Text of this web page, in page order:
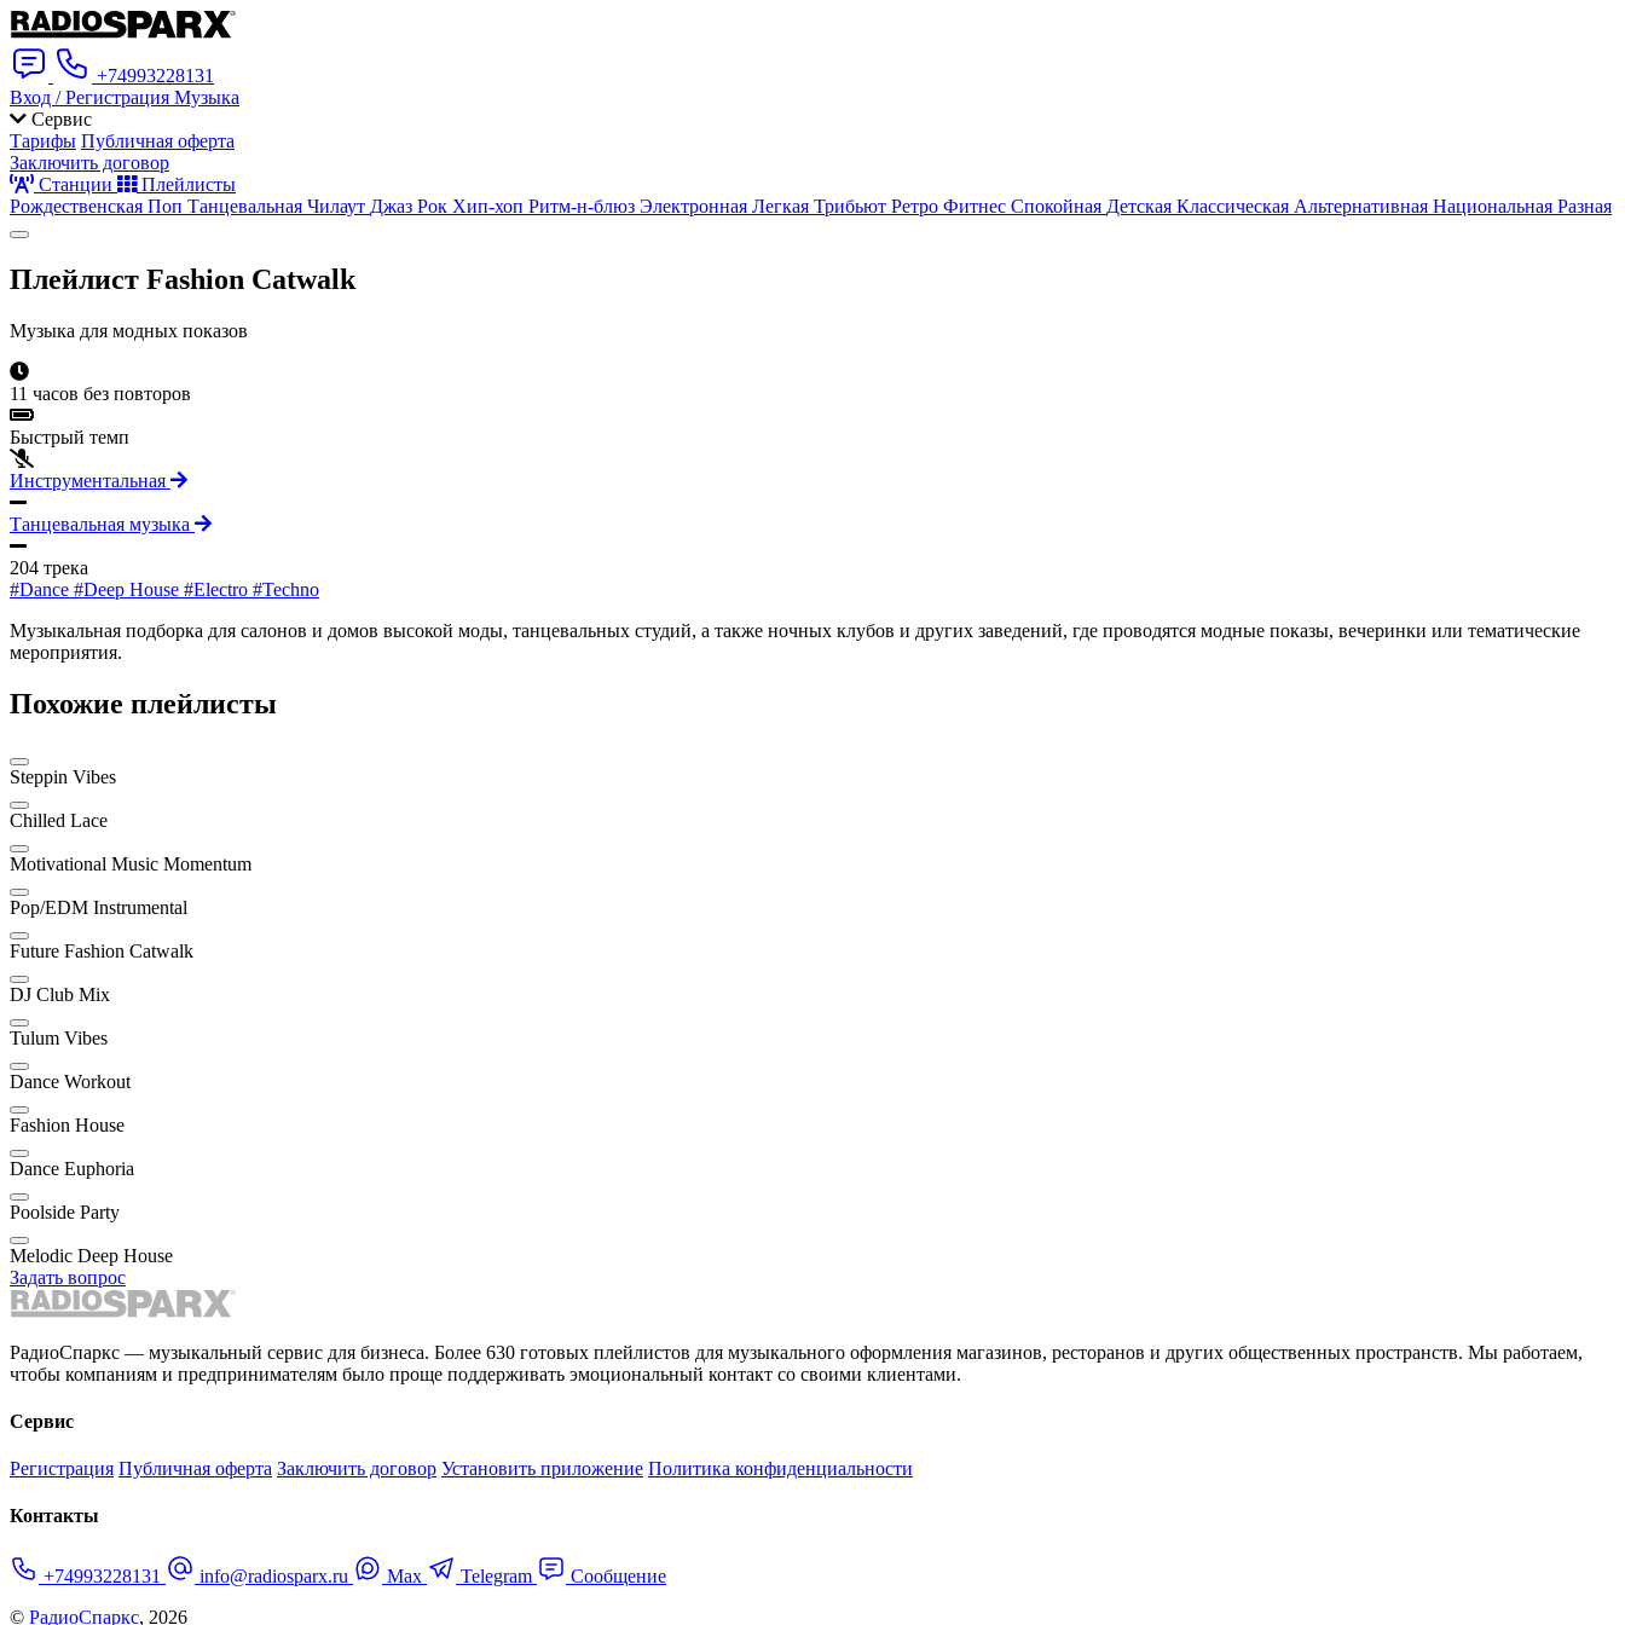
+74993228131
Вход / Регистрация Музыка
Сервис
Тарифы Публичная оферта
Заключить договор
Станции
Плейлисты
Рождественская Поп Танцевальная Чилаут Джаз Рок Хип-хоп Ритм-н-блюз Электронная Легкая Трибьют Ретро Фитнес Спокойная Детская Классическая Альтернативная Национальная Разная
Плейлист Fashion Catwalk
Музыка для модных показов
11 часов без повторов
Быстрый темп
Инструментальная
Танцевальная музыка
204 трека
#Dance #Deep House #Electro #Techno
Музыкальная подборка для салонов и домов высокой моды, танцевальных студий, а также ночных клубов и других заведений, где проводятся модные показы, вечеринки или тематические
мероприятия.
Похожие плейлисты
Steppin Vibes
Chilled Lace
Motivational Music Momentum
Pop/EDM Instrumental
Future Fashion Catwalk
DJ Club Mix
Tulum Vibes
Dance Workout
Fashion House
Dance Euphoria
Poolside Party
Melodic Deep House
Задать вопрос
РадиоСпаркс — музыкальный сервис для бизнеса. Более 630 готовых плейлистов для музыкального оформления магазинов, ресторанов и других общественных пространств. Мы работаем,
чтобы компаниям и предпринимателям было проще поддерживать эмоциональный контакт со своими клиентами.
Сервис
Регистрация Публичная оферта Заключить договор Установить приложение Политика конфиденциальности
Контакты
+74993228131 info@radiosparx.ru Max Telegram
Сообщение
© РадиоСпаркс, 2026